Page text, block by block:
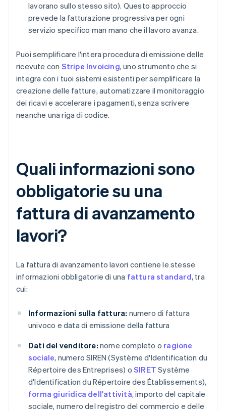
lavorano sullo stesso sito). Questo approccio
prevede la fatturazione progressiva per ogni
servizio specifico man mano che il lavoro avanza.
Puoi semplificare l'intera procedura di emissione delle
ricevute con Stripe Invoicing, uno strumento che si
integra con i tuoi sistemi esistenti per semplificare la
creazione delle fatture, automatizzare il monitoraggio
dei ricavi e accelerare i pagamenti, senza scrivere
neanche una riga di codice.
Quali informazioni sono
obbligatorie su una
fattura di avanzamento
lavori?
La fattura di avanzamento lavori contiene le stesse
informazioni obbligatorie di una fattura standard, tra
cui:
Informazioni sulla fattura: numero di fattura
univoco e data di emissione della fattura
Dati del venditore: nome completo o ragione
sociale, numero SIREN (Système d'Identification du
Répertoire des Entreprises) o SIRET Système
d'Identification du Répertoire des Établissements),
forma giuridica dell'attività, importo del capitale
sociale, numero del registro del commercio e delle